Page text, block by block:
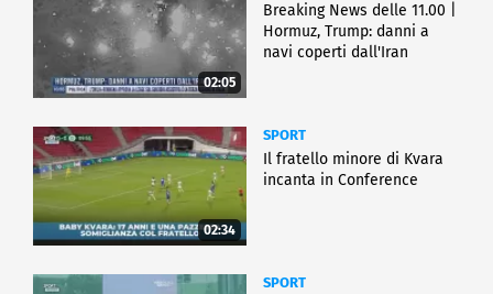
02:05
Breaking News delle 11.00 |
Hormuz, Trump: danni a
navi coperti dall'Iran
02:34
SPORT
Il fratello minore di Kvara
incanta in Conference
SPORT